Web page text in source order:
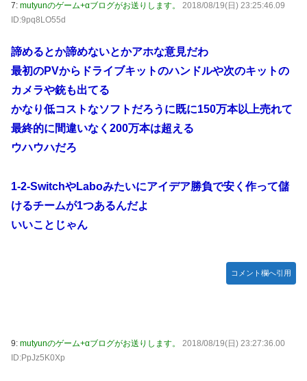
7: mutyunのゲーム+αブログがお送りします。
2018/08/19(日) 23:25:46.09
ID:9pq8LO55d
諦めるとか諦めないとかアホな意見だわ
最初のPVからドライブキットのハンドルや次のキットの
カメラや銃も出てる
かなり低コストなソフトだろうに既に150万本以上売れて
最終的に間違いなく200万本は超える
ウハウハだろ
1-2-SwitchやLaboみたいにアイデア勝負で安く作って儲
けるチームが1つあるんだよ
いいことじゃん
コメント欄へ引用
9: mutyunのゲーム+αブログがお送りします。
2018/08/19(日) 23:27:36.00
ID:PpJz5K0Xp